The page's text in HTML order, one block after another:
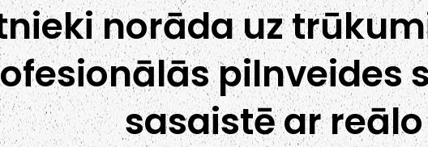
norāda uz
pilnveides
sasaistē ar